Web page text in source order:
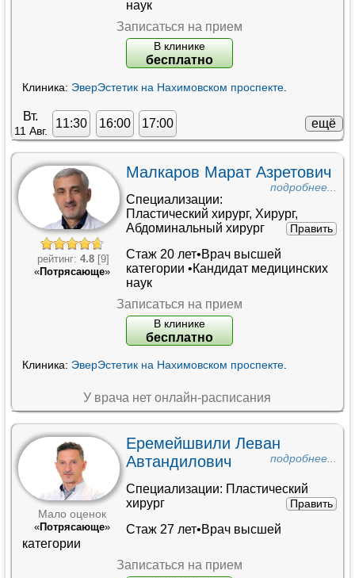
наук
Записаться на прием
В клинике
бесплатно
Клиника: ЭверЭстетик на Нахимовском проспекте.
Вт.
11 Авг.
11:30 16:00 17:00 ещё
рейтинг: 4.8[9]
«Потрясающе»
Малкаров Марат Азретович
подробнее...
Специализации:
Пластический хирург, Хирург,
Абдоминальный хирург
Править
Стаж 20 лет•Врач высшей
категории •Кандидат медицинских
наук
Записаться на прием
В клинике
бесплатно
Клиника: ЭверЭстетик на Нахимовском проспекте.
У врача нет онлайн-расписания
Мало оценок
«Потрясающе»
Еремейшвили Леван
Автандилович
подробнее...
Специализации: Пластический
хирург
Править
Стаж 27 лет•Врач высшей
категории
Записаться на прием